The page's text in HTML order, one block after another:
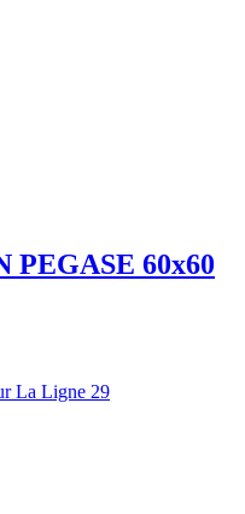
PEGASE 60x60
La Ligne 29